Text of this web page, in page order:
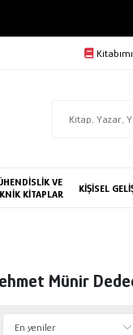
VE
KİTAPLAR
KİŞİSEL
Münir